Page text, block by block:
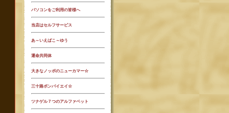
パソコンをご利用の皆様へ
当店はセルフサービス
あ～いえばこ～ゆう
運命共同体
大きなノッポのニューカマー☆
三十路ボンバイエイ☆
ツナゲル７つのアルファベット